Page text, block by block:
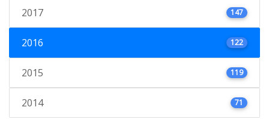
2017 147
2016 122
2015 119
2014 71